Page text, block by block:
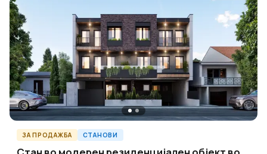
ЗА ПРОДАЖБА СТАНОВИ